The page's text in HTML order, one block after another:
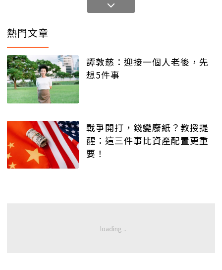
熱門文章
譚敦慈：迎接一個人老後，先
想5件事
戰爭開打，錢變廢紙？教授提
醒：這三件事比資產配置更重
要！